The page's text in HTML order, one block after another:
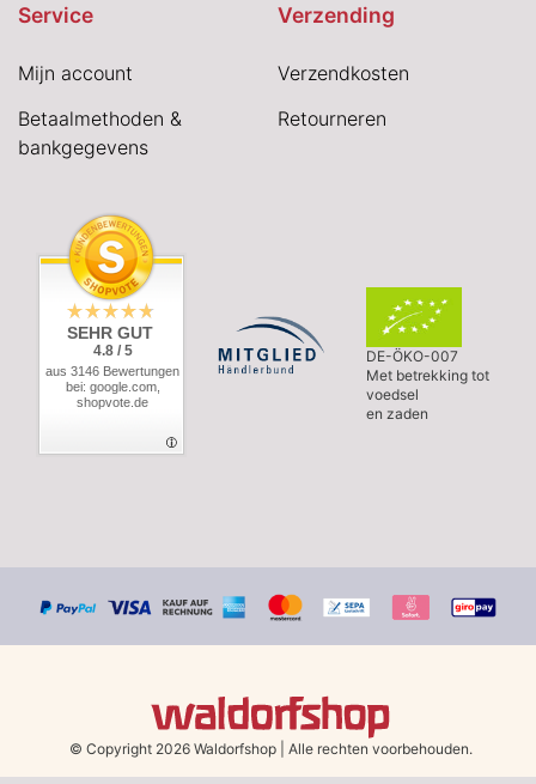
Service
Mijn account
Betaalmethoden &
bankgegevens
Verzending
Verzendkosten
Retourneren
SEHR GUT
4.8 / 5
aus 3146 Bewertungen
bei: google.com,
shopvote.de
DE-ÖKO-007
Met betrekking tot
voedsel
en zaden
© Copyright 2026 Waldorfshop Alle rechten voorbehouden.